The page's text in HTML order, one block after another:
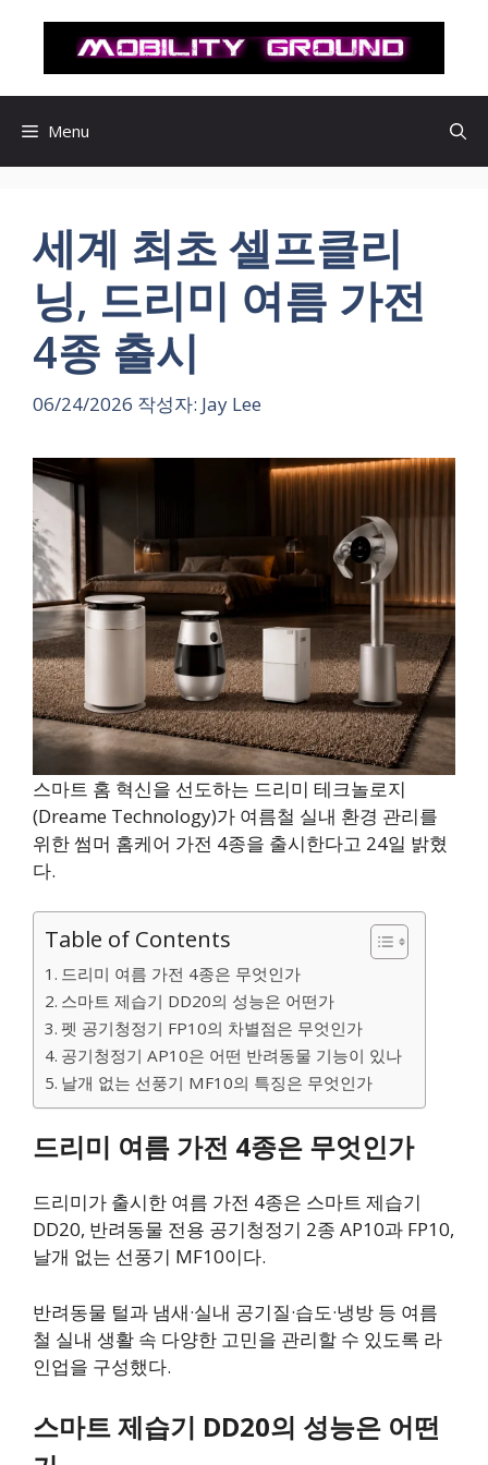
로
Menu
세계 최초 셀프클리
닝, 드리미 여름 가전
4종 출시
06/24/2026 작성자: Jay Lee
스마트 홈 혁신을 선도하는 드리미 테크놀로지
(Dreame Technology)가 여름철 실내 환경 관리를
위한 썸머 홈케어 가전 4종을 출시한다고 24일 밝혔
다.
Table of Contents
드리미 여름 가전 4종은 무엇인가
스마트 제습기 DD20의 성능은 어떤가
펫 공기청정기 FP10의 차별점은 무엇인가
공기청정기 AP10은 어떤 반려동물 기능이 있나
날개 없는 선풍기 MF10의 특징은 무엇인가
드리미 여름 가전 4종은 무엇인가
드리미가 출시한 여름 가전 4종은 스마트 제습기
DD20, 반려동물 전용 공기청정기 2종 AP10과 FP10,
날개 없는 선풍기 MF10이다.
반려동물 털과 냄새·실내 공기질·습도·냉방 등 여름
철 실내 생활 속 다양한 고민을 관리할 수 있도록 라
인업을 구성했다.
스마트 제습기 DD20의 성능은 어떤